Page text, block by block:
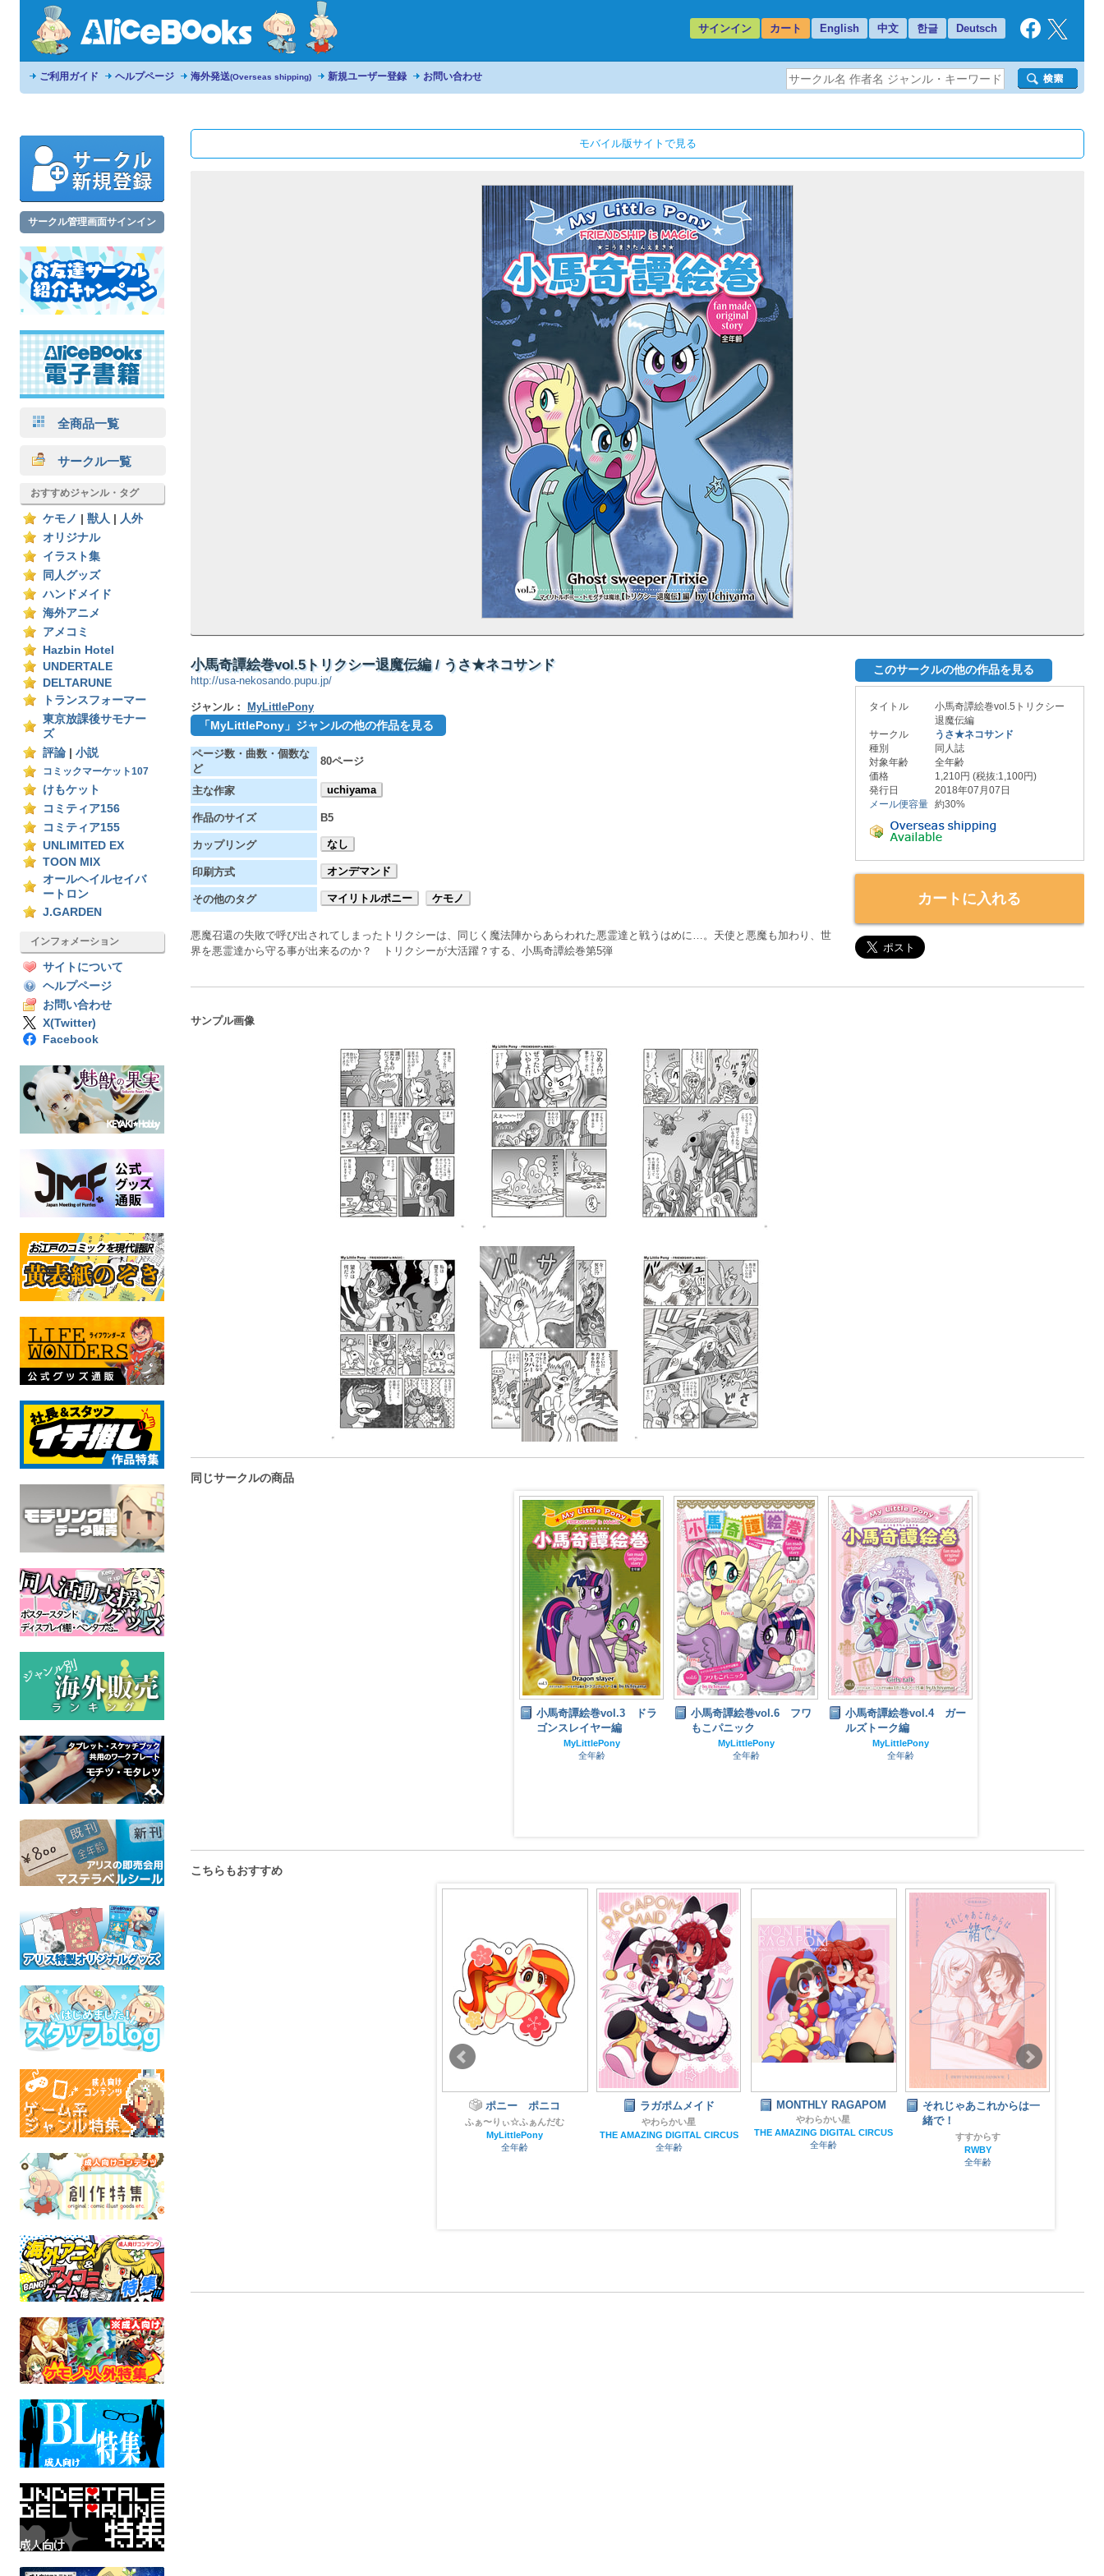
サインイン カート English 中文 한글 Deutsch
ご利用ガイド ヘルプページ 海外発送(Overseas shipping) 新規ユーザー登録 お問い合わせ
サークル管理画面サインイン
全商品一覧
サークル一覧
おすすめジャンル・タグ
ケモノ 獣人
人外
オリジナル
イラスト集
同人グッズ
ハンドメイド
海外アニメ
アメコミ
Hazbin Hotel
UNDERTALE
DELTARUNE
トランスフォーマー
東京放課後サモナー
ズ
評論
小説
コミックマーケット107
けもケット
コミティア156
コミティア155
UNLIMITED EX
TOON MIX
オールヘイルセイバ
ートロン
J.GARDEN
インフォメーション
サイトについて
ヘルプページ
お問い合わせ
X(Twitter)
Facebook
モバイル版サイトで見る
小馬奇譚絵巻vol.5トリクシー退魔伝編 / うさ★ネコサンド
http://usa-nekosando.pupu.jp/
ジャンル： MyLittlePony
「MyLittlePony」ジャンルの他の作品を見る
ページ数・曲数・個数な
ど
80ページ
主な作家 uchiyama
作品のサイズ B5
カップリング なし
印刷方式 オンデマンド
その他のタグ マイリトルポニー ケモノ
悪魔召還の失敗で呼び出されてしまったトリクシーは、同じく魔法陣からあらわれた悪霊達と戦うはめに…。天使と悪魔も加わり、世
界を悪霊達から守る事が出来るのか？ トリクシーが大活躍？する、小馬奇譚絵巻第5弾
このサークルの他の作品を見る
タイトル
小馬奇譚絵巻vol.5トリクシー
退魔伝編
サークル
うさ★ネコサンド
種別
同人誌
対象年齢
全年齢
価格
1,210円 (税抜:1,100円)
発行日
2018年07月07日
メール便容量 約30%
カートに入れる
サンプル画像
同じサークルの商品
小馬奇譚絵巻vol.3 ドラ
MyLittlePony
全年齢
小馬奇譚絵巻vol.3 ドラ
ゴンスレイヤー編
MyLittlePony
全年齢
小馬奇譚絵巻vol.6 フワ
もこパニック
MyLittlePony
全年齢
小馬奇譚絵巻vol.4 ガー
ルズトーク編
MyLittlePony
全年齢
こちらもおすすめ
ニーダッシィ抱き枕カ
ふぇにぺれ
全年齢
レインボーパワー・
Mane6 アクリルスタンド
ポニー ポニコ
ふぁ〜りぃ☆ふぁんだむ
MyLittlePony
全年齢
ラガポムメイド
やわらかい星
THE AMAZING DIGITAL CIRCUS
全年齢
MONTHLY RAGAPOM
やわらかい星
THE AMAZING DIGITAL CIRCUS
全年齢
それじゃあこれからは一
緒で！
すすからす
RWBY
全年齢